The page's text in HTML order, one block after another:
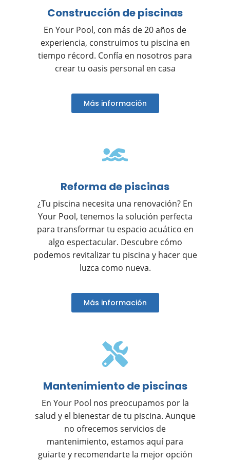
Construcción de piscinas
En Your Pool, con más de 20 años de
experiencia, construimos tu piscina en
tiempo récord. Confía en nosotros para
crear tu oasis personal en casa
Más información
Reforma de piscinas
¿Tu piscina necesita una renovación? En
Your Pool, tenemos la solución perfecta
para transformar tu espacio acuático en
algo espectacular. Descubre cómo
podemos revitalizar tu piscina y hacer que
luzca como nueva.
Más información
Mantenimiento de piscinas
En Your Pool nos preocupamos por la
salud y el bienestar de tu piscina. Aunque
no ofrecemos servicios de
mantenimiento, estamos aquí para
guiarte y recomendarte la mejor opción